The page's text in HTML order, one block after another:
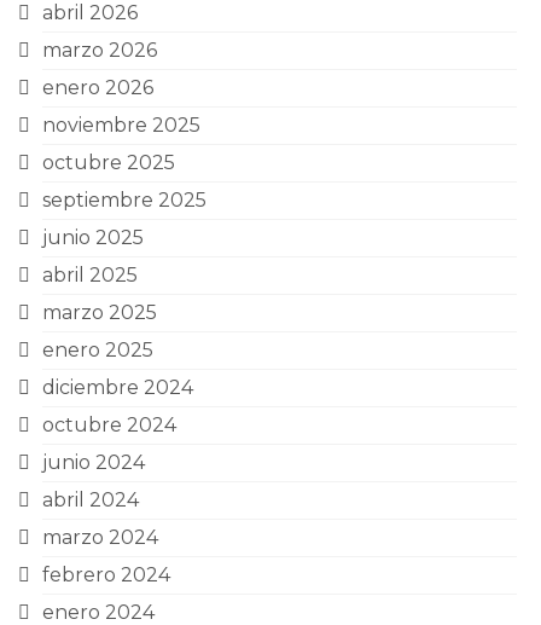
abril 2026
marzo 2026
enero 2026
noviembre 2025
octubre 2025
septiembre 2025
junio 2025
abril 2025
marzo 2025
enero 2025
diciembre 2024
octubre 2024
junio 2024
abril 2024
marzo 2024
febrero 2024
enero 2024